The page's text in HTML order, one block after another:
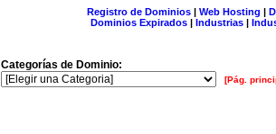
Registro de Dominios| Web Hosting |
Dominios Expirados | Industrias |
Categorías de Dominio:
[Pág.